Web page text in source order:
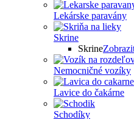
Lekárske paravány
Skrine
Skrine
Nemocničné vozíky
Lavice do čakárne
Schodíky